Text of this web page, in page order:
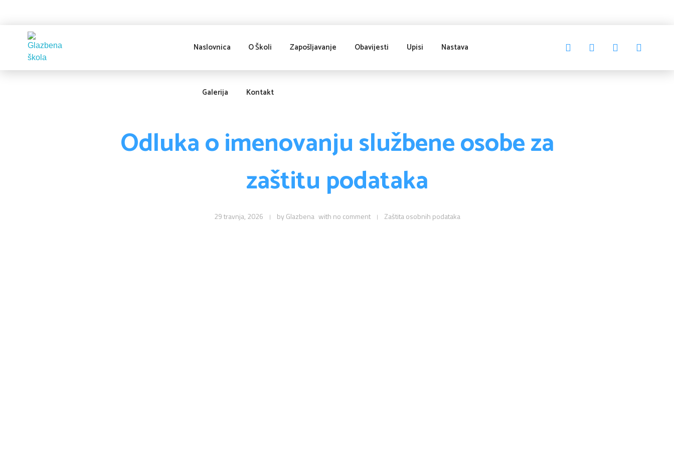
Naslovnica O Školi Zapošljavanje Obavijesti Upisi Nastava
Galerija Kontakt
Odluka o imenovanju službene osobe za
zaštitu podataka
29 travnja, 2026 by Glazbena with no comment Zaštita osobnih podataka